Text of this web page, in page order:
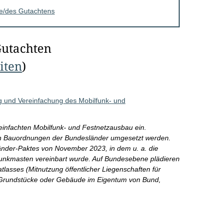
des Gutachtens
)
Vereinfachung des Mobilfunk- und
Mobilfunk- und Festnetzausbau ein.
der Bundesländer umgesetzt werden.
Paktes von November 2023, in dem u. a. die
vereinbart wurde. Auf Bundesebene plädieren
(Mitnutzung öffentlicher Liegenschaften für
oder Gebäude im Eigentum von Bund,